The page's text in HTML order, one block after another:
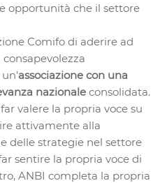
opportunità che il settore
Comifo di aderire ad
associazione con una
nazionale consolidata.
valere la propria voce su
attivamente alla
delle strategie nel settore
sentire la propria voce di
ANBI completa la propria